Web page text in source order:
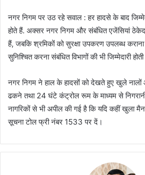
नगर निगम पर उठ रहे सवाल : हर हादसे के बाद
होते हैं. अक्सर नगर निगम और संबंधित एजेंसियां
हैं, जबकि श्रमिकों को सुरक्षा उपकरण उपलब्ध
सुनिश्चित करना संबंधित विभागों की भी जिम्मेदारी
नगर निगम ने हाल के हादसों को देखते हुए खुले
ढकने तथा 24 घंटे कंट्रोल रूम के माध्यम से निगरानी
नागरिकों से भी अपील की गई है कि यदि कहीं खुला
सूचना टोल फ्री नंबर 1533 पर दें।